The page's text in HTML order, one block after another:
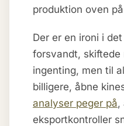
produktion oven
Der er en ironi i
forsvandt, skiftede
ingenting, men til
billigere, åbne
analyser peger på,
eksportkontroller